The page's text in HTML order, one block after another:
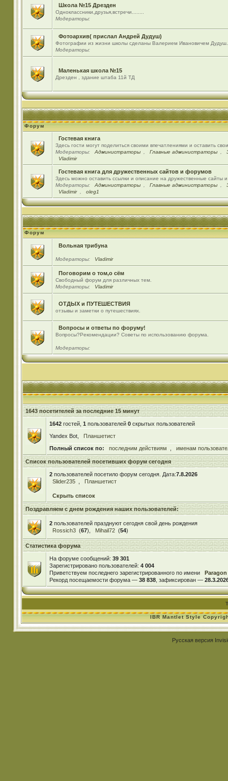
Школа №15 Дрезден
Одноклассники,друзья,встречи........
Модераторы:
Фотоархив( прислал Андрей Дудуш)
Фотографии из жизни школы сделаны Валерием Ивановичем Дудуш.
Модераторы:
Маленькая школа №15
Дрезден , здание штаба 11й ТД
Форум
Гостевая книга
Здесь гости могут поделиться своими впечатлениями и оставить
Модераторы:
Администраторы Главные администраторы
Vladimir
Гостевая книга для дружественных сайтов и форумов
Здесь можно оставить ссылки и описание на дружественные сайты
Модераторы:
Администраторы Главные администраторы
Vladimir
oleg1
Форум
Вольная трибуна
Модераторы: Vladimir
Поговорим о том,о сём
Свободный форум для различных тем.
Модераторы:
Vladimir
ОТДЫХ и ПУТЕШЕСТВИЯ
отзывы и заметки о путешествиях.
Вопросы и ответы по форуму!
Вопросы?Рекомендации? Советы по использованию форума.
Модераторы:
1643 посетителей за последние 15 минут
1642гостей, 1 пользователей 0скрытых пользователей
Yandex Bot,
Планшетист
Полный список по:
последним действиям именам
Список пользователей посетивших форум сегодня
2пользователей посетило форум сегодня. Дата:7.8.2026
Slider235
Планшетист
Скрыть список
Поздравляем с днем рождения наших пользователей:
2пользователей празднуют сегодня свой день рождения
Rossich3 (67), Mihail72 (54)
Статистика форума
На форуме сообщений: 39 301
Зарегистрировано пользователей: 4 004
Приветствуем последнего зарегистрированного по имени
Paragon
Рекорд посещаемости форума — 38 838, зафиксирован —
IBR Mantlet Style
Русская версия